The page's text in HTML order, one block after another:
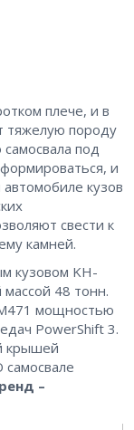
плече, и в
тяжелую породу
под
и
кузов
свести к
камней.
кузовом KH-
48 тонн.
мощностью
PowerShift 3.
крышей
самосвале
–